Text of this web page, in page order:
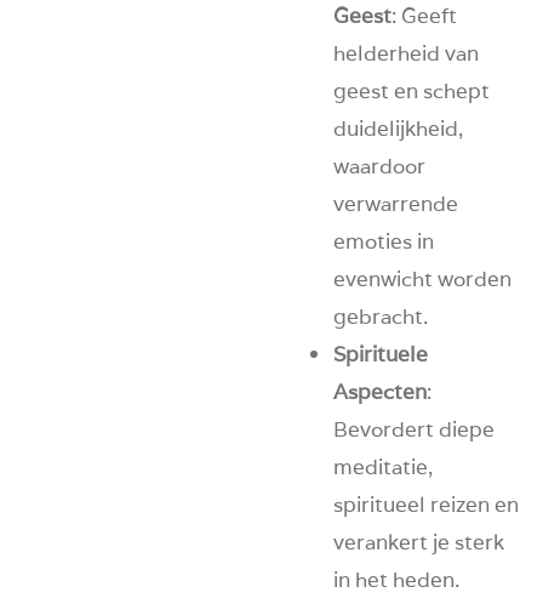
Geest: Geeft
helderheid van
geest en schept
duidelijkheid,
waardoor
verwarrende
emoties in
evenwicht worden
gebracht.
Spirituele
Aspecten:
Bevordert diepe
meditatie,
spiritueel reizen en
verankert je sterk
in het heden.